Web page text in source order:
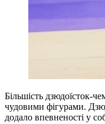
Більшість дзюдоїсток-
чудовими фігурами.
додало впевненості у